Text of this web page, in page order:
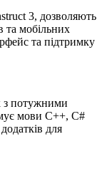
3, дозволяють
та мобільних
та підтримку
з потужними
мови C++, C#
для